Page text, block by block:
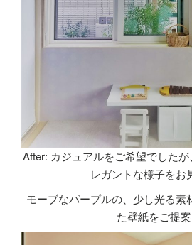
After: カジュアルをご希望でした
レガントな様子をお
モーブなパープルの、少し光る素
た壁紙をご提案